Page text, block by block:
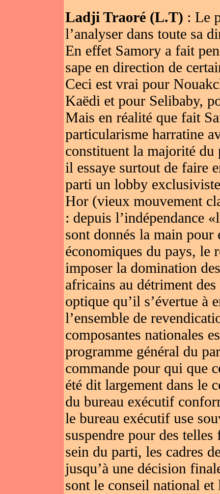
Ladji Traoré (L.T) : Le
l’analyser dans toute sa
En effet Samory a fait
sape en direction de
Ceci est vrai pour
Kaëdi et pour Selibaby,
Mais en réalité que fait
particularisme harratine
constituent la majorité du
il essaye surtout de faire
parti un lobby
Hor (vieux mouvement
: depuis l’indépendance
sont donnés la main pour
économiques du pays, le
imposer la domination
africains au détriment des
optique qu’il s’évertue à
l’ensemble de
composantes nationales
programme général du
commande pour qui que
été dit largement dans le
du bureau exécutif
le bureau exécutif use
suspendre pour des
sein du parti, les cadres
jusqu’à une décision
sont le conseil national